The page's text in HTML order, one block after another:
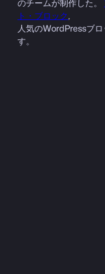
ト・ブロック,
人気のWordPressブ
す。